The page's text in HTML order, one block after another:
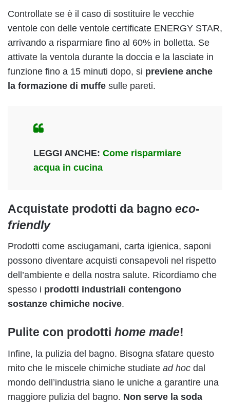
Controllate se è il caso di sostituire le vecchie
ventole con delle ventole certificate ENERGY STAR,
arrivando a risparmiare fino al 60% in bolletta. Se
attivate la ventola durante la doccia e la lasciate in
funzione fino a 15 minuti dopo, si previene anche
la formazione di muffe sulle pareti.
LEGGI ANCHE: Come risparmiare
acqua in cucina
Acquistate prodotti da bagno eco-
friendly
Prodotti come asciugamani, carta igienica, saponi
possono diventare acquisti consapevoli nel rispetto
dell’ambiente e della nostra salute. Ricordiamo che
spesso i prodotti industriali contengono
sostanze chimiche nocive.
Pulite con prodotti home made!
Infine, la pulizia del bagno. Bisogna sfatare questo
mito che le miscele chimiche studiate ad hoc dal
mondo dell’industria siano le uniche a garantire una
maggiore pulizia del bagno. Non serve la soda